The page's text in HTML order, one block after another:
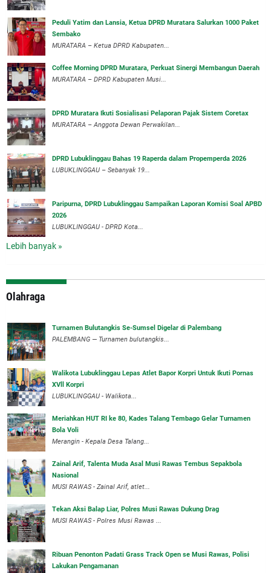
Peduli Yatim dan Lansia, Ketua DPRD Muratara Salurkan 1000 Paket
Sembako
MURATARA – Ketua DPRD Kabupaten...
Coffee Morning DPRD Muratara, Perkuat Sinergi Membangun Daerah
MURATARA – DPRD Kabupaten Musi...
DPRD Muratara Ikuti Sosialisasi Pelaporan Pajak Sistem Coretax
MURATARA – Anggota Dewan Perwakilan...
DPRD Lubuklinggau Bahas 19 Raperda dalam Propemperda 2026
LUBUKLINGGAU – Sebanyak 19...
Paripurna, DPRD Lubuklinggau Sampaikan Laporan Komisi Soal APBD
2026
LUBUKLINGGAU - DPRD Kota...
Lebih banyak »
Olahraga
Turnamen Bulutangkis Se-Sumsel Digelar di Palembang
PALEMBANG — Turnamen bulutangkis...
Walikota Lubuklinggau Lepas Atlet Bapor Korpri Untuk Ikuti Pornas
XVll Korpri
LUBUKLINGGAU - Walikota...
Meriahkan HUT RI ke 80, Kades Talang Tembago Gelar Turnamen
Bola Voli
Merangin - Kepala Desa Talang...
Zainal Arif, Talenta Muda Asal Musi Rawas Tembus Sepakbola
Nasional
MUSI RAWAS - Zainal Arif, atlet...
Tekan Aksi Balap Liar, Polres Musi Rawas Dukung Drag
MUSI RAWAS - Polres Musi Rawas ...
Ribuan Penonton Padati Grass Track Open se Musi Rawas, Polisi
Lakukan Pengamanan